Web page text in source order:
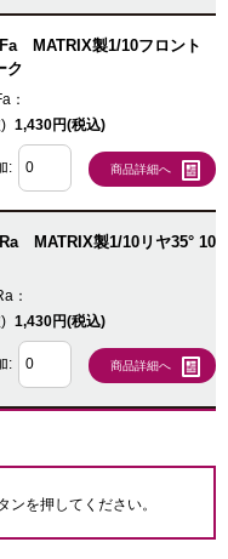
MATRIX製1/10フロント
ク
：
1,430円(税込)
: 商品詳細へ
MATRIX製1/10リヤ35° 10
：
1,430円(税込)
: 商品詳細へ
ンを押してください。